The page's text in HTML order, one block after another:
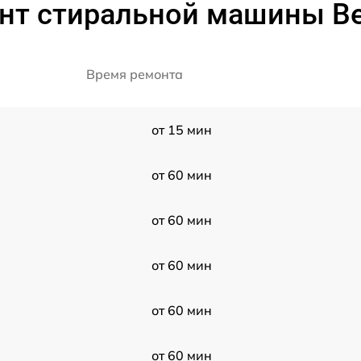
стиральной машины
Время ремонта
от 15 мин
от 60 мин
от 60 мин
от 60 мин
от 60 мин
от 60 мин